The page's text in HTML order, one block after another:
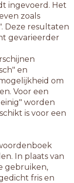
ingevoerd. Het
zoals
Deze resultaten
gevarieerder
en
om
Voor een
worden
is voor een
In plaats van
gebruiken,
fris en